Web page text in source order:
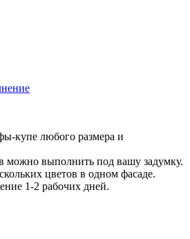
купе любого размера и
можно выполнить под вашу задумку.
цветов в одном фасаде.
1-2 рабочих дней.